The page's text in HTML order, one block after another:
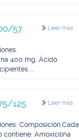
Leer más
57
400 mg, Ácido
...
Leer más
125
Composición.Cada
Amoxicilina